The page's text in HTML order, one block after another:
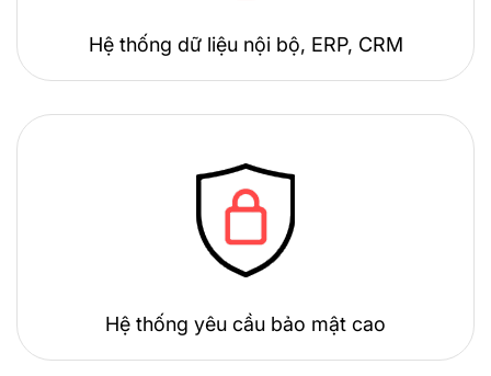
Hệ thống dữ liệu nội bộ, ERP, CRM
Hệ thống yêu cầu bảo mật cao